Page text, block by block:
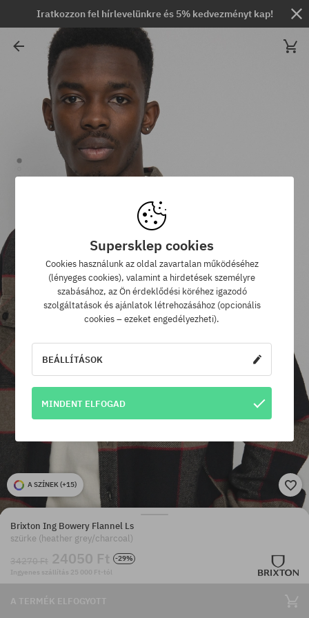
Iratkozzon fel hírlevelünkre és 5% kedvezményt kap!
A SZÍNEK (+15)
Brixton Ing Bowery Flannel Ls
szürke (heather grey/charcoal)
34270 Ft 24050 Ft
-29%
Ingyenes szállítás 25 000 Ft-tól
A TERMÉK ELFOGYOTT
Supersklep cookies
Cookies használunk az oldal zavartalan működéséhez
(lényeges cookies), valamint a hirdetések személyre
szabásához, az Ön érdeklődési köréhez igazodó
szolgáltatások és ajánlatok létrehozásához (opcionális
cookies – ezeket engedélyezheti).
BEÁLLÍTÁSOK
MINDENT ELFOGAD